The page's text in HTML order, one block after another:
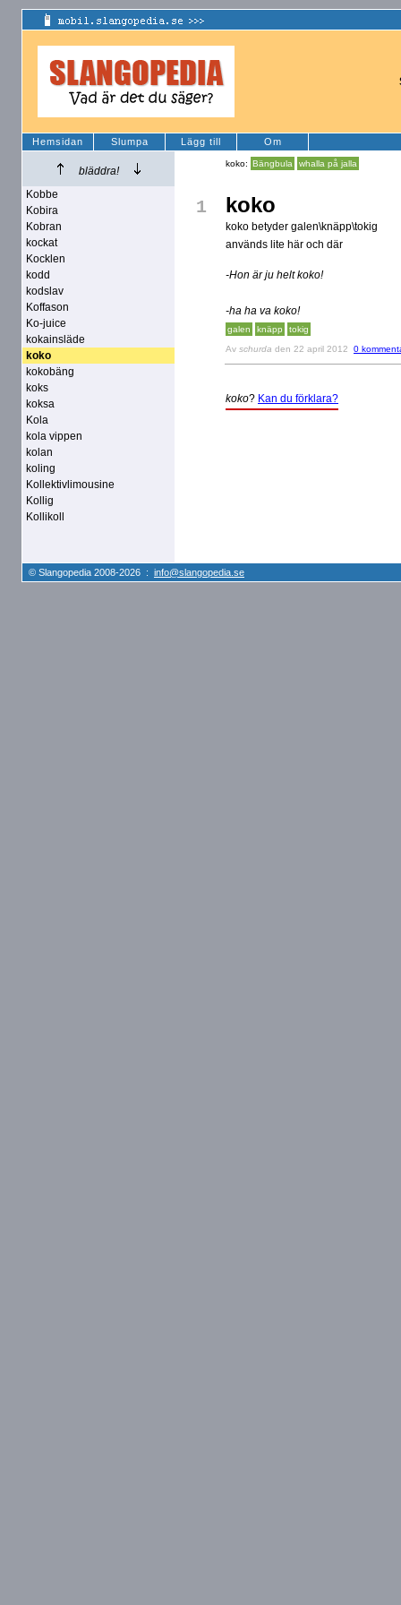
Hemsidan Slumpa Lägg till Om
bläddra!
Kobbe
Kobira
Kobran
kockat
Kocklen
kodd
kodslav
Koffason
Ko-juice
kokainsläde
koko
kokobäng
koks
koksa
Kola
kola vippen
kolan
koling
Kollektivlimousine
Kollig
Kollikoll
koko: Bängbula whalla på jalla
1 koko
koko betyder galen\knäpp\tokig
används lite här och där
-Hon är ju helt koko!
-ha ha va koko!
galen knäpp tokig
Av schurda den 22 april 2012 0
koko? Kan du förklara?
© Slangopedia 2008-2026 : info@slangopedia.se